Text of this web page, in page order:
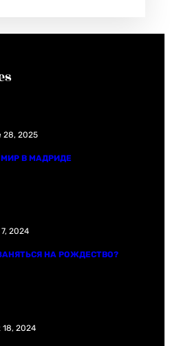
28, 2025
МИР В МАДРИДЕ
7, 2024
НА РОЖДЕСТВО?
18, 2024